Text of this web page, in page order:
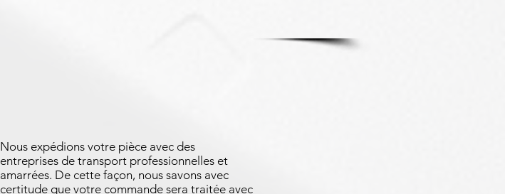
Nous expédions votre pièce avec des
entreprises de transport professionnelles et
amarrées. De cette façon, nous savons avec
certitude que votre commande sera traitée avec